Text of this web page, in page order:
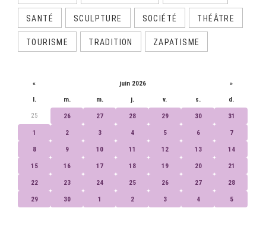
SANTÉ SCULPTURE SOCIÉTÉ THÉÂTRE
TOURISME TRADITION ZAPATISME
« juin 2026 »
l. m. m. j. v. s. d.
25 26 27 28 29 30 31
1 2 3 4 5 6 7
8 9 10 11 12 13 14
15 16 17 18 19 20 21
22 23 24 25 26 27 28
29 30 1 2 3 4 5